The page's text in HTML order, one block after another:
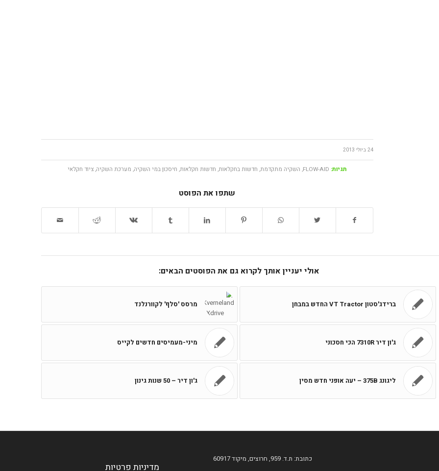
24 ביולי 2013
תגיות: FLOW-AID
, השקיה מתקדמת, חדשות בחקלאות, חדשות חקלאות, חיסכון במי השקיה, מערכת השקיה,ציוד חקלאי
שתפו את הפוסט
אולי יעניין אותך לקרוא גם את הפוסטים הבאים:
מרסס 'סלף' לקוורנלנד ברידג'סטון VT Tractor החדש במבחן
מיני-מעמיסים חדשים לקייס ג'ון דיר 7310R הכי חסכוני
ג'ון דיר – 50 שנות גינון ליגונג 375B – יעה אופני חדש מסין
כתובת: ת.ד. 959, חרוצים, מיקוד 60917
מדיניות פרטיות